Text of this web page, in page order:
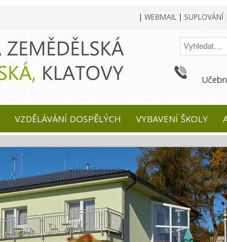
| WEBMAIL| SUPLOVÁNÍ
VZDĚLÁVÁNÍ DOSPĚLÝCH VYBAVENÍ ŠKOLY